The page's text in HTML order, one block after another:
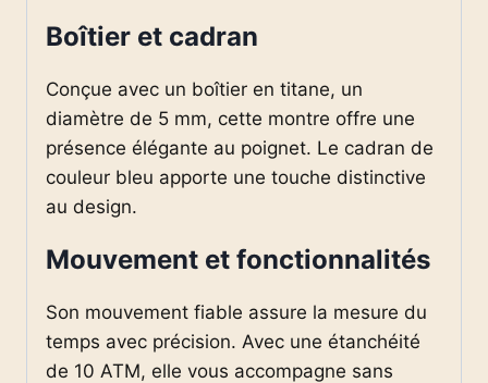
Boîtier et cadran
Conçue avec un boîtier en titane, un
diamètre de 5 mm, cette montre offre une
présence élégante au poignet. Le cadran de
couleur bleu apporte une touche distinctive
au design.
Mouvement et fonctionnalités
Son mouvement fiable assure la mesure du
temps avec précision. Avec une étanchéité
de 10 ATM, elle vous accompagne sans